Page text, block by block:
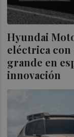
Hyundai
eléctrica con
grande en
innovación